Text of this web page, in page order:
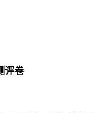
评卷